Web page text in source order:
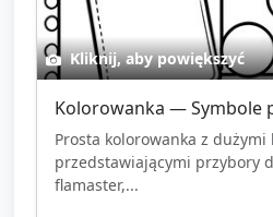
Kliknij, aby powiększyć
Kolorowanka — Symbole
Prosta kolorowanka z
przedstawiającymi przybory
flamaster,...